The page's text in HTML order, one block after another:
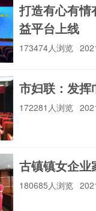
打造有心有情
益平台上线
173474人浏览
市妇联：发挥
172281人浏览
古镇镇女企业
180685人浏览